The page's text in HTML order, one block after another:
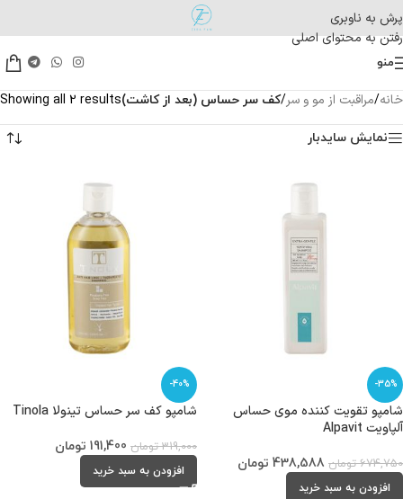
پرش به ناوبری
رفتن به محتوای اصلی
منو
خانه/مراقبت از مو و سر/کف سر حساس (بعد از کاشت)Showing all 2 results
نمایش سایدبار
-35%
شامپو تقویت کننده موی حساس
آلپاویت Alpavit
674,750 تومان 438,588 تومان
افزودن به سبد خرید
-40%
شامپو کف سر حساس تینولا Tinola
319,000 تومان 191,400 تومان
افزودن به سبد خرید